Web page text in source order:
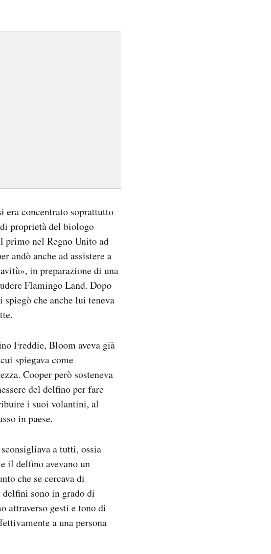
era concentrato soprattutto
proprietà del biologo
primo nel Regno Unito ad
andò anche ad assistere a
in preparazione di una
Flamingo Land. Dopo
che anche lui teneva
Freddie, Bloom aveva già
spiegava come
Cooper però sosteneva
del delfino per fare
i suoi volantini, al
in paese.
a tutti, ossia
il delfino avevano un
che se cercava di
sono in grado di
attraverso gesti e tono di
a una persona